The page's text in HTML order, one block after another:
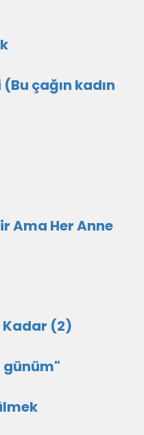
çağın kadın
Ama Her Anne
Kadar (2)
günüm"